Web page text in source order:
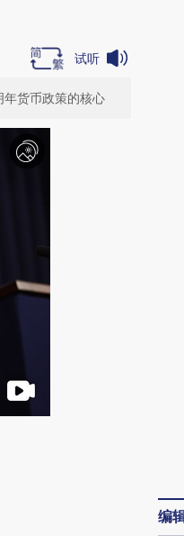
试听
年货币政策的核心
编